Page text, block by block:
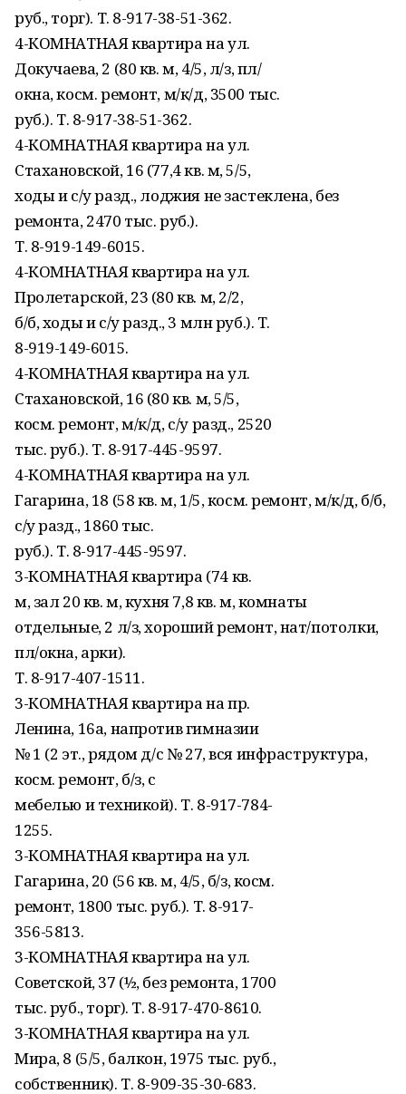
руб., торг). Т. 8-917-38-51-362.
4-КОМНАТНАЯ квартира на ул.
Докучаева, 2 (80 кв. м, 4/5, л/з, пл/
окна, косм. ремонт, м/к/д, 3500 тыс.
руб.). Т. 8-917-38-51-362.
4-КОМНАТНАЯ квартира на ул.
Стахановской, 16 (77,4 кв. м, 5/5,
ходы и с/у разд., лоджия не застеклена, без
ремонта, 2470 тыс. руб.).
Т. 8-919-149-6015.
4-КОМНАТНАЯ квартира на ул.
Пролетарской, 23 (80 кв. м, 2/2,
б/б, ходы и с/у разд., 3 млн руб.). Т.
8-919-149-6015.
4-КОМНАТНАЯ квартира на ул.
Стахановской, 16 (80 кв. м, 5/5,
косм. ремонт, м/к/д, с/у разд., 2520
тыс. руб.). Т. 8-917-445-9597.
4-КОМНАТНАЯ квартира на ул.
Гагарина, 18 (58 кв. м, 1/5, косм. ремонт, м/к/д, б/б,
с/у разд., 1860 тыс.
руб.). Т. 8-917-445-9597.
3-КОМНАТНАЯ квартира (74 кв.
м, зал 20 кв. м, кухня 7,8 кв. м, комнаты
отдельные, 2 л/з, хороший ремонт, нат/потолки,
пл/окна, арки).
Т. 8-917-407-1511.
3-КОМНАТНАЯ квартира на пр.
Ленина, 16а, напротив гимназии
№ 1 (2 эт., рядом д/с № 27, вся инфраструктура,
косм. ремонт, б/з, с
мебелью и техникой). Т. 8-917-784-
1255.
3-КОМНАТНАЯ квартира на ул.
Гагарина, 20 (56 кв. м, 4/5, б/з, косм.
ремонт, 1800 тыс. руб.). Т. 8-917-
356-5813.
3-КОМНАТНАЯ квартира на ул.
Советской, 37 (½, без ремонта, 1700
тыс. руб., торг). Т. 8-917-470-8610.
3-КОМНАТНАЯ квартира на ул.
Мира, 8 (5/5, балкон, 1975 тыс. руб.,
собственник). Т. 8-909-35-30-683.